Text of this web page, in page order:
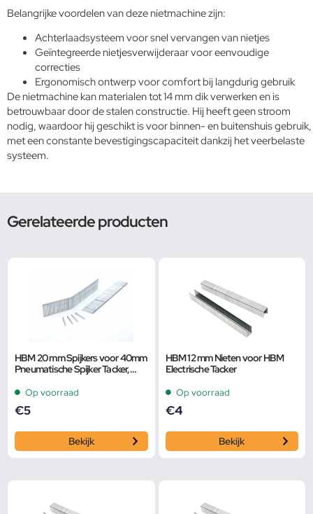
Belangrijke voordelen van deze nietmachine zijn:
Achterlaadsysteem voor snel vervangen van nietjes
Geïntegreerde nietjesverwijderaar voor eenvoudige
correcties
Ergonomisch ontwerp voor comfort bij langdurig gebruik
De nietmachine kan materialen tot 14 mm dik verwerken en is
betrouwbaar door de stalen constructie. Hij heeft geen stroom
nodig, waardoor hij geschikt is voor binnen- en buitenshuis gebruik,
met een constante bevestigingscapaciteit dankzij het veerbelaste
systeem.
Gerelateerde producten
HBM 20 mm Spijkers voor 40mm
Pneumatische Spijker Tacker,
Op voorraad
€5
Bekijk
HBM 12 mm Nieten voor HBM
Electrische Tacker
Op voorraad
€4
Bekijk